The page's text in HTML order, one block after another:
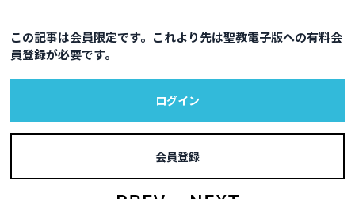
この記事は会員限定です。これより先は聖教電子版への有料会
員登録が必要です。
ログイン
会員登録